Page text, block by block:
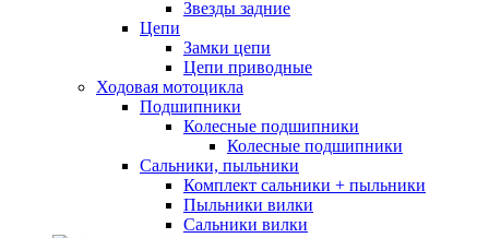
Звезды задние
Цепи
Замки цепи
Цепи приводные
Ходовая мотоцикла
Подшипники
Колесные подшипники
Колесные подшипники
Сальники, пыльники
Комплект сальники + пыльники
Пыльники вилки
Сальники вилки